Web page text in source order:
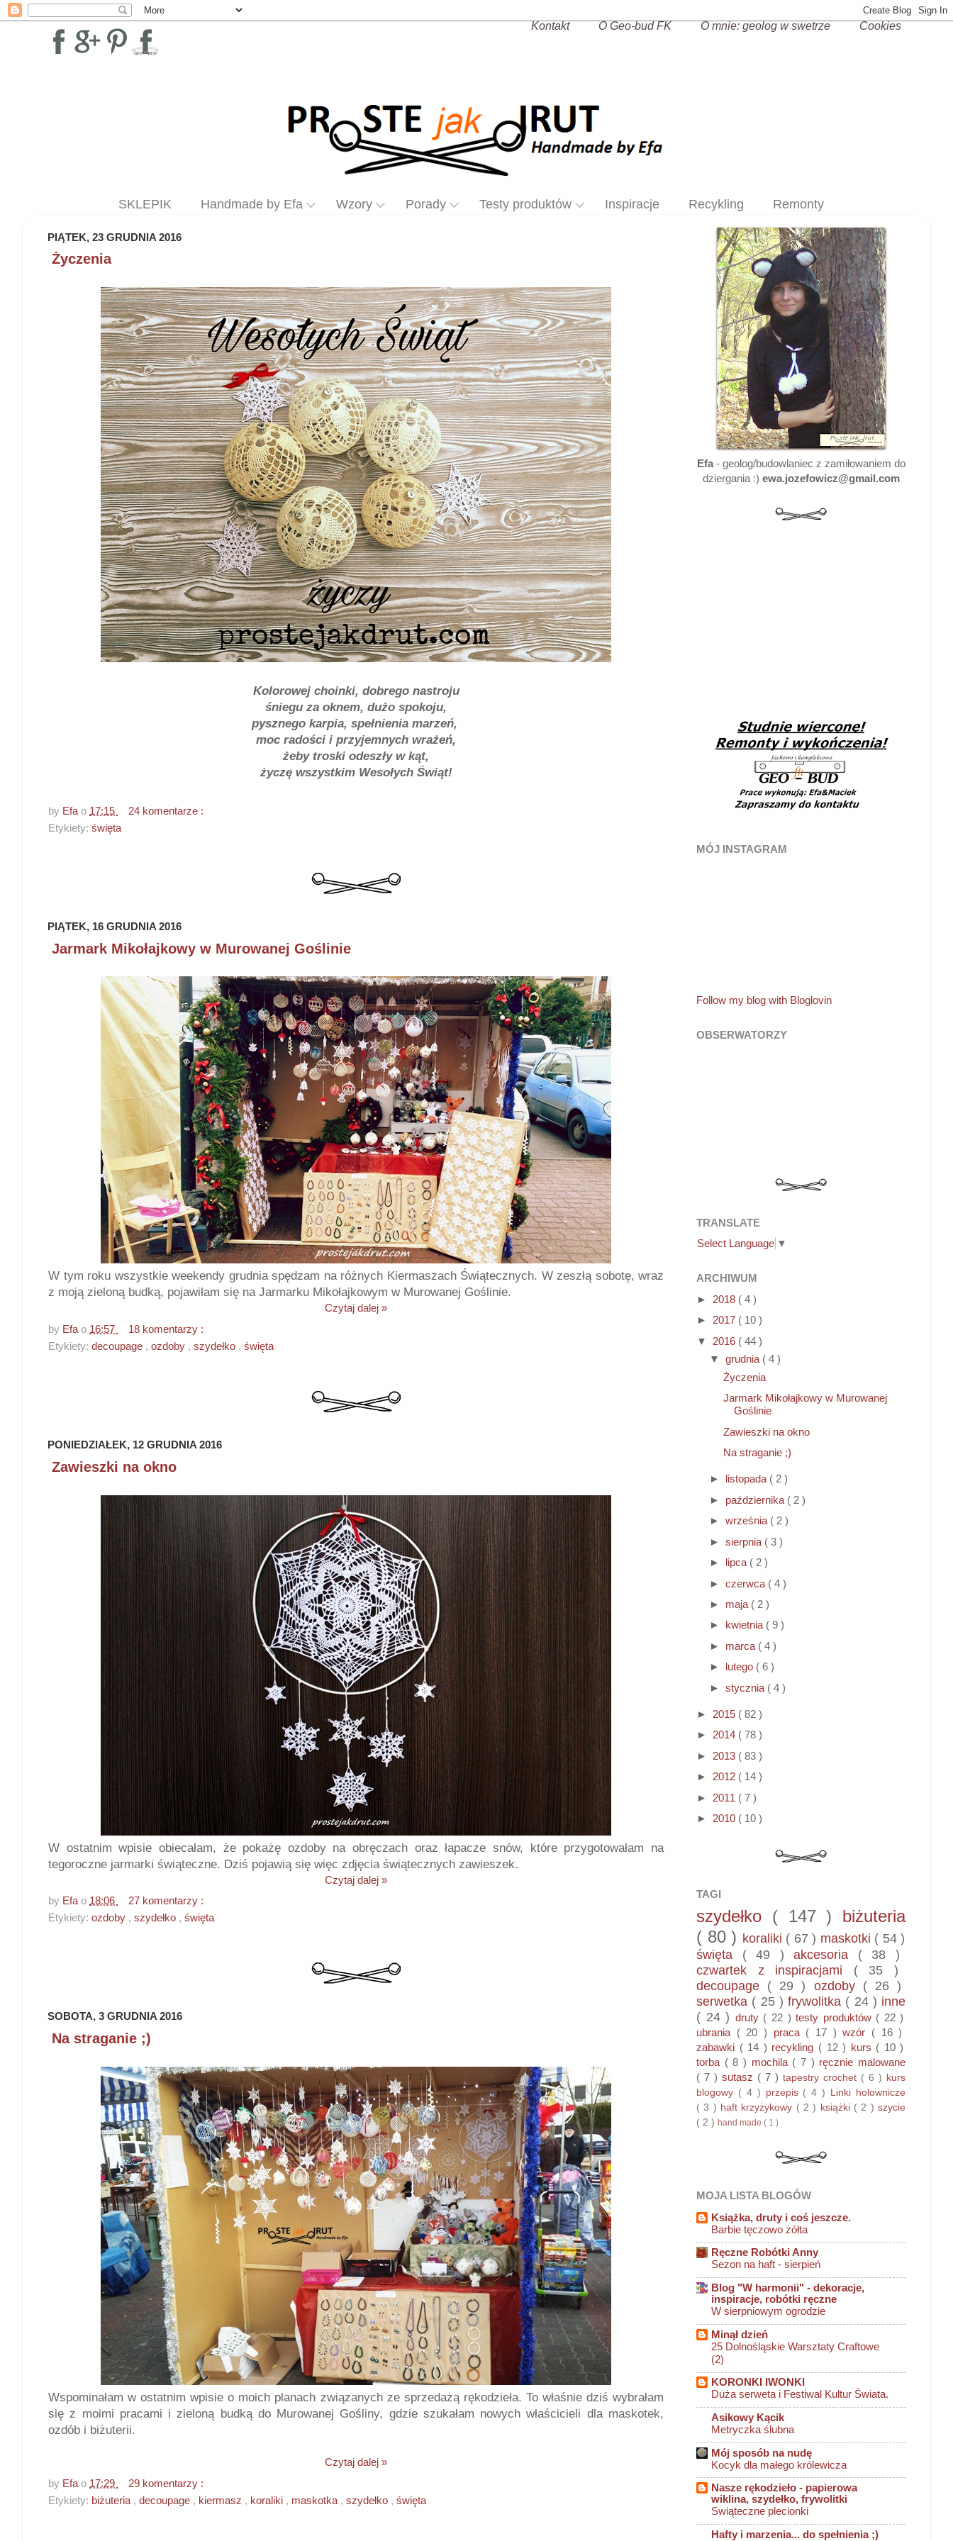
Kontakt O Geo-bud FK O mnie: geolog w swetrze Cookies
SKLEPIK Handmade by Efa Wzory Porady Testy produktów Inspiracje Recykling Remonty
PIĄTEK, 23 GRUDNIA 2016
Życzenia
Kolorowej choinki, dobrego nastroju
śniegu za oknem, dużo spokoju,
pysznego karpia, spełnienia marzeń,
moc radości i przyjemnych wrażeń,
żeby troski odeszły w kąt,
życzę wszystkim Wesołych Świąt!
by Efa o 17:15
24 komentarze :
Etykiety: święta
PIĄTEK, 16 GRUDNIA 2016
Jarmark Mikołajkowy w Murowanej Goślinie
W tym roku wszystkie weekendy grudnia spędzam na różnych Kiermaszach Świątecznych. W zeszłą sobotę, wraz
z moją zieloną budką, pojawiłam się na Jarmarku Mikołajkowym w Murowanej Goślinie.
Czytaj dalej »
by Efa o 16:57
18 komentarzy :
Etykiety: decoupage , ozdoby , szydełko , święta
PONIEDZIAŁEK, 12 GRUDNIA 2016
Zawieszki na okno
W ostatnim wpisie obiecałam, że pokażę ozdoby na obręczach oraz łapacze snów, które przygotowałam na
tegoroczne jarmarki świąteczne. Dziś pojawią się więc zdjęcia świątecznych zawieszek.
Czytaj dalej »
by Efa o 18:06
27 komentarzy :
Etykiety: ozdoby , szydełko , święta
SOBOTA, 3 GRUDNIA 2016
Na straganie ;)
Wspominałam w ostatnim wpisie o moich planach związanych ze sprzedażą rękodzieła. To właśnie dziś wybrałam
się z moimi pracami i zieloną budką do Murowanej Gośliny, gdzie szukałam nowych właścicieli dla maskotek,
ozdób i biżuterii.
Czytaj dalej »
by Efa o 17:29
29 komentarzy :
Etykiety: biżuteria , decoupage , kiermasz , koraliki , maskotka , szydełko , święta
Efa- geolog/budowlaniec z zamiłowaniem do
dziergania :) ewa.jozefowicz@gmail.com
MÓJ INSTAGRAM
Follow my blog with Bloglovin
OBSERWATORZY
TRANSLATE
Select Language ▼
ARCHIWUM
► 2018 ( 4 )
► 2017 ( 10 )
▼ 2016 ( 44 )
▼grudnia ( 4 )
Życzenia
Jarmark Mikołajkowy w Murowanej
Goślinie
Zawieszki na okno
Na straganie ;)
► listopada ( 2 )
► października ( 2 )
►września ( 2 )
►sierpnia ( 3 )
► lipca ( 2 )
►czerwca ( 4 )
► maja ( 2 )
► kwietnia ( 9 )
► marca ( 4 )
► lutego ( 6 )
►stycznia ( 4 )
► 2015 ( 82 )
► 2014 ( 78 )
► 2013 ( 83 )
► 2012 ( 14 )
► 2011 ( 7 )
► 2010 ( 10 )
TAGI
szydełko ( 147 ) biżuteria
( 80 ) koraliki ( 67 ) maskotki ( 54 )
święta ( 49 ) akcesoria ( 38 )
czwartek z inspiracjami ( 35 )
decoupage ( 29 ) ozdoby ( 26 )
serwetka ( 25 ) frywolitka ( 24 ) inne
( 24 ) druty ( 22 )testy produktów ( 22 )
ubrania ( 20 ) praca ( 17 )wzór ( 16 )
zabawki ( 14 ) recykling ( 12 ) kurs ( 10 )
torba ( 8 ) mochila ( 7 ) ręcznie malowane
( 7 ) sutasz ( 7 ) tapestry crochet ( 6 ) kurs
blogowy ( 4 ) przepis ( 4 )
Linki holownicze
( 3 ) haft krzyżykowy ( 2 ) książki ( 2 )szycie
( 2 ) hand made ( 1 )
MOJA LISTA BLOGÓW
Książka, druty i coś jeszcze.
Barbie tęczowo żółta
Ręczne Robótki Anny
Sezon na haft - sierpień
Blog "W harmonii" - dekoracje,
inspiracje, robótki ręczne
W sierpniowym ogrodzie
Minął dzień
25 Dolnośląskie Warsztaty Craftowe
(2)
KORONKI IWONKI
Duża serweta i Festiwal Kultur Świata.
Asikowy Kącik
Metryczka ślubna
Mój sposób na nudę
Kocyk dla małego królewicza
Nasze rękodzieło - papierowa
wiklina, szydełko, frywolitki
Swiąteczne plecionki
Hafty i marzenia... do spełnienia ;)